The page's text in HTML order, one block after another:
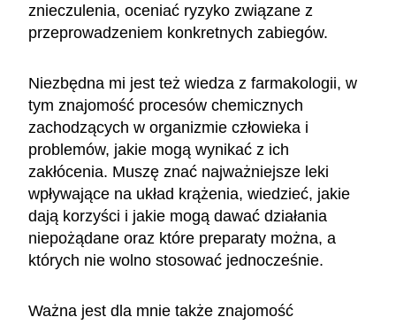
znieczulenia, oceniać ryzyko związane z
przeprowadzeniem konkretnych zabiegów.
Niezbędna mi jest też wiedza z farmakologii, w
tym znajomość procesów chemicznych
zachodzących w organizmie człowieka i
problemów, jakie mogą wynikać z ich
zakłócenia. Muszę znać najważniejsze leki
wpływające na układ krążenia, wiedzieć, jakie
dają korzyści i jakie mogą dawać działania
niepożądane oraz które preparaty można, a
których nie wolno stosować jednocześnie.
Ważna jest dla mnie także znajomość